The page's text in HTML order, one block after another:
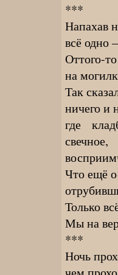
***
Напахав
всё одно
Оттого-
на
Так
ничего и
где
свечное,
Что ещё
Только
Мы на
***
Ночь